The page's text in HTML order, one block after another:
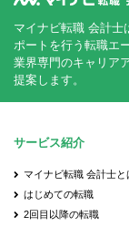
マイナビ転職 会計士
ポートを行う転職エ
業界専門のキャリア
提案します。
サービス紹介
マイナビ転職 会計士と
はじめての転職
2回目以降の転職